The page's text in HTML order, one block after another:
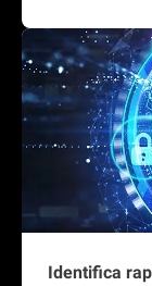
Identifica